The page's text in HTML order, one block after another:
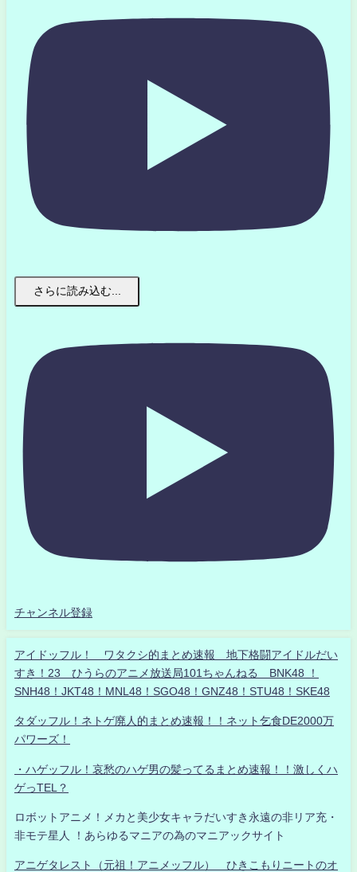
さらに読み込む...
チャンネル登録
アイドッフル！ ワタクシ的まとめ速報 地下格闘アイドルだい
すき！23 ひうらのアニメ放送局101ちゃんねる BNK48 ！
SNH48！JKT48！MNL48！SGO48！GNZ48！STU48！SKE48
タダッフル！ネトゲ廃人的まとめ速報！！ネット乞食DE2000万
パワーズ！
・ハゲッフル！哀愁のハゲ男の髪ってるまとめ速報！！激しくハ
ゲっTEL？
ロボットアニメ！メカと美少女キャラだいすき永遠の非リア充・
非モテ星人 ！あらゆるマニアの為のマニアックサイト
アニゲタレスト（元祖！アニメッフル） ひきこもりニートのオ